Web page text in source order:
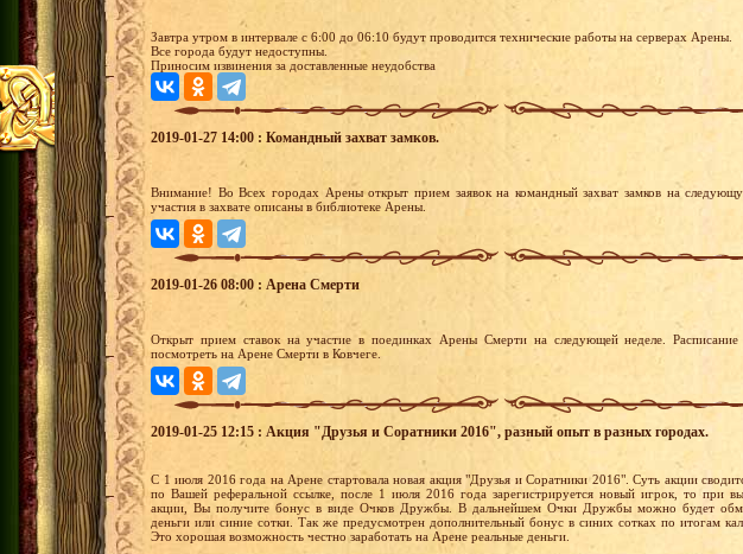
Завтра утром в интервале с 6:00 до 06:10 будут проводится технические работы на серверах Арены.
Все города будут недоступны.
Приносим извинения за доставленные неудобства
2019-01-27 14:00 : Командный захват замков.
Внимание! Во Всех городах Арены открыт прием заявок на командный захват замков на
участия в захвате описаны в библиотеке Арены.
2019-01-26 08:00 : Арена Смерти
Открыт прием ставок на участие в поединках Арены Смерти на следующей неделе.
посмотреть на Арене Смерти в Ковчеге.
2019-01-25 12:15 : Акция "Друзья и Соратники 2016", разный опыт в разных городах.
С 1 июля 2016 года на Арене стартовала новая акция "Друзья и Соратники 2016". Суть акции
по Вашей реферальной ссылке, после 1 июля 2016 года зарегистрируется новый игрок, то при
акции, Вы получите бонус в виде Очков Дружбы. В дальнейшем Очки Дружбы можно будет
деньги или синие сотки. Так же предусмотрен дополнительный бонус в синих сотках по итогам
Это хорошая возможность честно заработать на Арене реальные деньги.